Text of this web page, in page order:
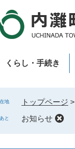
くらし・手続き
地 トップページ >
と お知らせ